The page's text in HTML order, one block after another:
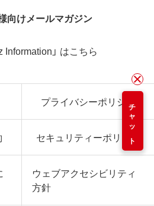
チャット
向けメールマガジン
Information」 はこちら
プライバシーポリシー
セキュリティーポリシー
ウェブアクセシビリティ
方針